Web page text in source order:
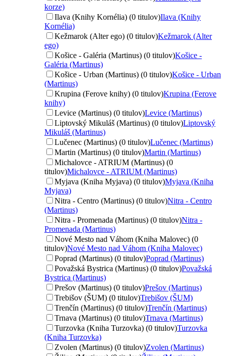
korze)
Ilava (Knihy Kornélia) (0 titulov)Ilava (Knihy
Kornélia)
Kežmarok (Alter ego) (0 titulov)Kežmarok (Alter
ego)
Košice - Galéria (Martinus) (0 titulov)Košice -
Galéria (Martinus)
Košice - Urban (Martinus) (0 titulov)Košice - Urban
(Martinus)
Krupina (Ferove knihy) (0 titulov)Krupina (Ferove
knihy)
Levice (Martinus) (0 titulov)Levice (Martinus)
Liptovský Mikuláš (Martinus) (0 titulov)Liptovský
Mikuláš (Martinus)
Lučenec (Martinus) (0 titulov)Lučenec (Martinus)
Martin (Martinus) (0 titulov)Martin (Martinus)
Michalovce - ATRIUM (Martinus) (0
titulov)Michalovce - ATRIUM (Martinus)
Myjava (Kniha Myjava) (0 titulov)Myjava (Kniha
Myjava)
Nitra - Centro (Martinus) (0 titulov)Nitra - Centro
(Martinus)
Nitra - Promenada (Martinus) (0 titulov)Nitra -
Promenada (Martinus)
Nové Mesto nad Váhom (Kniha Malovec) (0
titulov)Nové Mesto nad Váhom (Kniha Malovec)
Poprad (Martinus) (0 titulov)Poprad (Martinus)
Považská Bystrica (Martinus) (0 titulov)Považská
Bystrica (Martinus)
Prešov (Martinus) (0 titulov)Prešov (Martinus)
Trebišov (ŠUM) (0 titulov)Trebišov (ŠUM)
Trenčín (Martinus) (0 titulov)Trenčín (Martinus)
Trnava (Martinus) (0 titulov)Trnava (Martinus)
Turzovka (Kniha Turzovka) (0 titulov)Turzovka
(Kniha Turzovka)
Zvolen (Martinus) (0 titulov)Zvolen (Martinus)